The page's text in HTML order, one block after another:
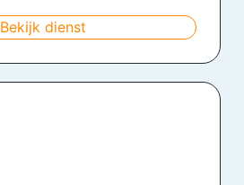
Bekijk dienst